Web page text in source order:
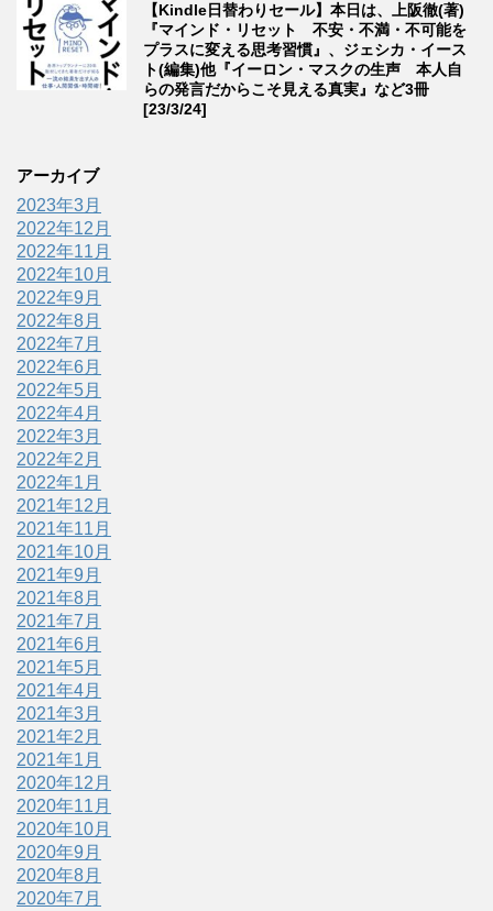
【Kindle日替わりセール】本日は、上阪徹(著)
『マインド・リセット 不安・不満・不可能を
プラスに変える思考習慣』、ジェシカ・イース
ト(編集)他『イーロン・マスクの生声 本人自
らの発言だからこそ見える真実』など3冊
[23/3/24]
アーカイブ
2023年3月
2022年12月
2022年11月
2022年10月
2022年9月
2022年8月
2022年7月
2022年6月
2022年5月
2022年4月
2022年3月
2022年2月
2022年1月
2021年12月
2021年11月
2021年10月
2021年9月
2021年8月
2021年7月
2021年6月
2021年5月
2021年4月
2021年3月
2021年2月
2021年1月
2020年12月
2020年11月
2020年10月
2020年9月
2020年8月
2020年7月